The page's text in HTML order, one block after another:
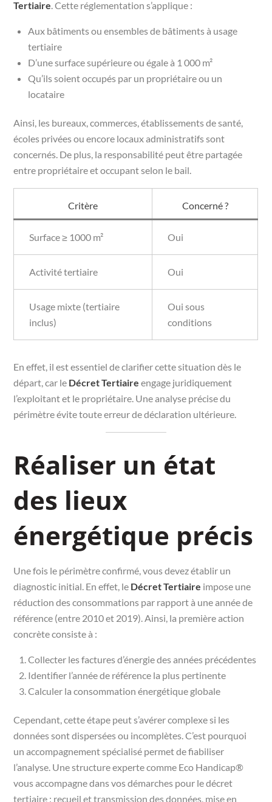
Tertiaire. Cette réglementation s’applique :
Aux bâtiments ou ensembles de bâtiments à usage
tertiaire
D’une surface supérieure ou égale à 1 000 m²
Qu’ils soient occupés par un propriétaire ou un
locataire
Ainsi, les bureaux, commerces, établissements de santé,
écoles privées ou encore locaux administratifs sont
concernés. De plus, la responsabilité peut être partagée
entre propriétaire et occupant selon le bail.
Critère Concerné ?
Surface ≥ 1000 m² Oui
Activité tertiaire Oui
Usage mixte (tertiaire
inclus)
Oui sous
conditions
En effet, il est essentiel de clarifier cette situation dès le
départ, car le Décret Tertiaire engage juridiquement
l’exploitant et le propriétaire. Une analyse précise du
périmètre évite toute erreur de déclaration ultérieure.
Réaliser un état
des lieux
énergétique précis
Une fois le périmètre confirmé, vous devez établir un
diagnostic initial. En effet, le Décret Tertiaire impose une
réduction des consommations par rapport à une année de
référence (entre 2010 et 2019). Ainsi, la première action
concrète consiste à :
Collecter les factures d’énergie des années précédentes
Identifier l’année de référence la plus pertinente
Calculer la consommation énergétique globale
Cependant, cette étape peut s’avérer complexe si les
données sont dispersées ou incomplètes. C’est pourquoi
un accompagnement spécialisé permet de fiabiliser
l’analyse. Une structure experte comme Eco Handicap®
vous accompagne dans vos démarches pour le décret
tertiaire : recueil et transmission des données, mise en